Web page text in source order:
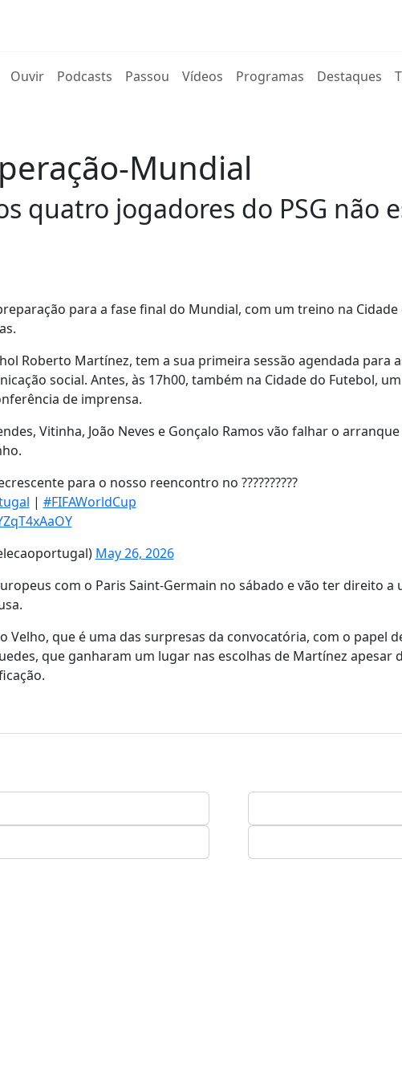
Ouvir(current)
Podcasts Passou Vídeos Programas Destaques
Mundial
quatro jogadores do PSG não
para a fase final do Mundial, com um treino na Cidade
Roberto Martínez, tem a sua primeira sessão agendada para
social. Antes, às 17h00, também na Cidade do Futebol,
de imprensa.
Vitinha, João Neves e Gonçalo Ramos vão falhar o
para o nosso reencontro no ??????????
| #FIFAWorldCup
May 26, 2026
com o Paris Saint-Germain no sábado e vão ter direito a
que é uma das surpresas da convocatória, com o papel
que ganharam um lugar nas escolhas de Martínez apesar